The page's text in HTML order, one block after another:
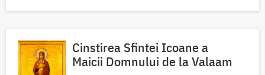
Cinstirea Sfintei Icoane a
Maicii Domnului de la Valaam